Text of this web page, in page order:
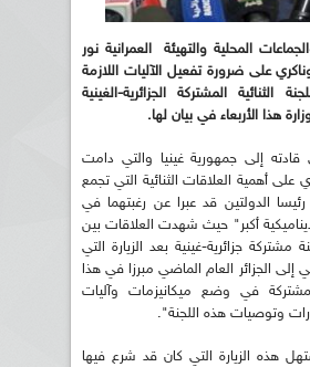
المحلية والتهيئة العمرانية نور
على ضرورة تفعيل الآليات اللازمة
الثنائية المشتركة الجزائرية-الغينية
هذا الأربعاء في بيان لها.
قادته إلى جمهورية غينيا والتي دامت
على أهمية العلاقات الثنائية التي تجمع
الدولتين قد عبرا عن رغبتهما في
ديناميكية أكبر" حيث شهدت العلاقات بين
مشتركة جزائرية-غينية بعد الزيارة التي
إلى الجزائر العام الماضي مبرزا في هذا
في وضع ميكانيزمات وآليات
وتوصيات هذه اللجنة".
هذه الزيارة التي كان قد شرع فيها